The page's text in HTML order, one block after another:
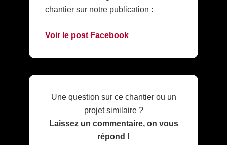
chantier sur notre publication :
Voir le post Facebook
Une question sur ce chantier ou un
projet similaire ?
Laissez un commentaire, on vous
répond !